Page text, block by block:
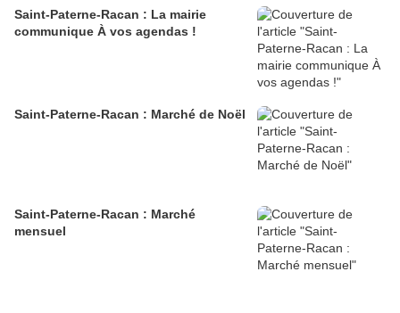
Saint-Paterne-Racan : La mairie
communique À vos agendas !
Saint-Paterne-Racan : Marché de Noël
Saint-Paterne-Racan : Marché
mensuel